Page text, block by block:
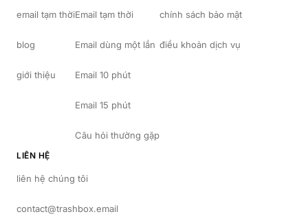
email tạm thời
blog
giới thiệu
Email tạm thời
Email dùng một lần
Email 10 phút
Email 15 phút
Câu hỏi thường gặp
chính sách bảo mật
điều khoản dịch vụ
LIÊN HỆ
liên hệ chúng tôi
contact@trashbox.email